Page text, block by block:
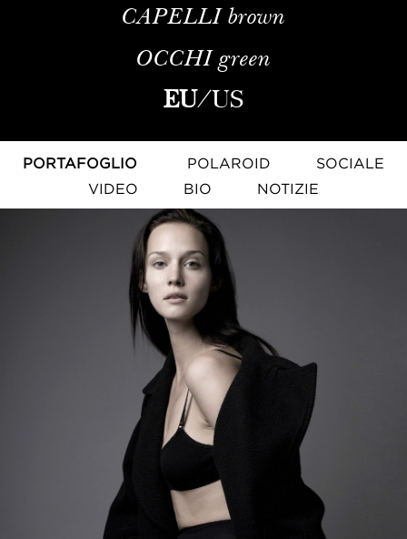
CAPELLI brown
OCCHI green
EU/US
PORTAFOGLIO POLAROID
SOCIALE
VIDEO
BIO NOTIZIE